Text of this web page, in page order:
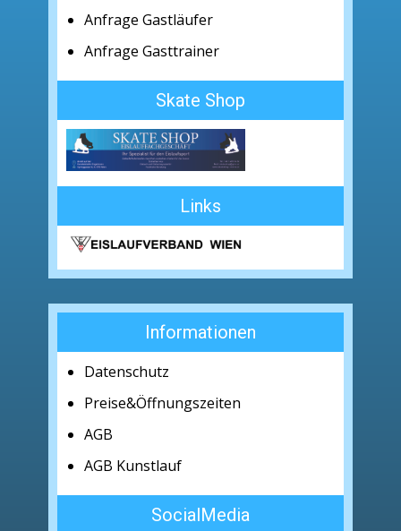
Anfrage Gastläufer
Anfrage Gasttrainer
Skate Shop
Links
Informationen
Datenschutz
Preise&Öffnungszeiten
AGB
AGB Kunstlauf
SocialMedia